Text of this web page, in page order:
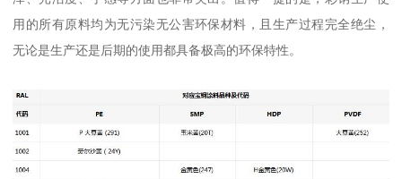
用的所有原料均为无污染无公害环保材料，且生产过程完全绝尘，
无论是生产还是后期的使用都具备极高的环保特性。